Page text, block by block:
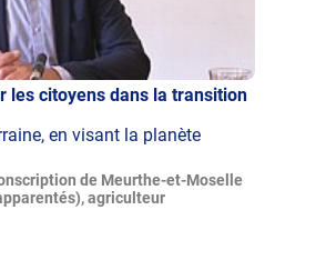
les citoyens dans la transition
en visant la planète
de Meurthe-et-Moselle
agriculteur